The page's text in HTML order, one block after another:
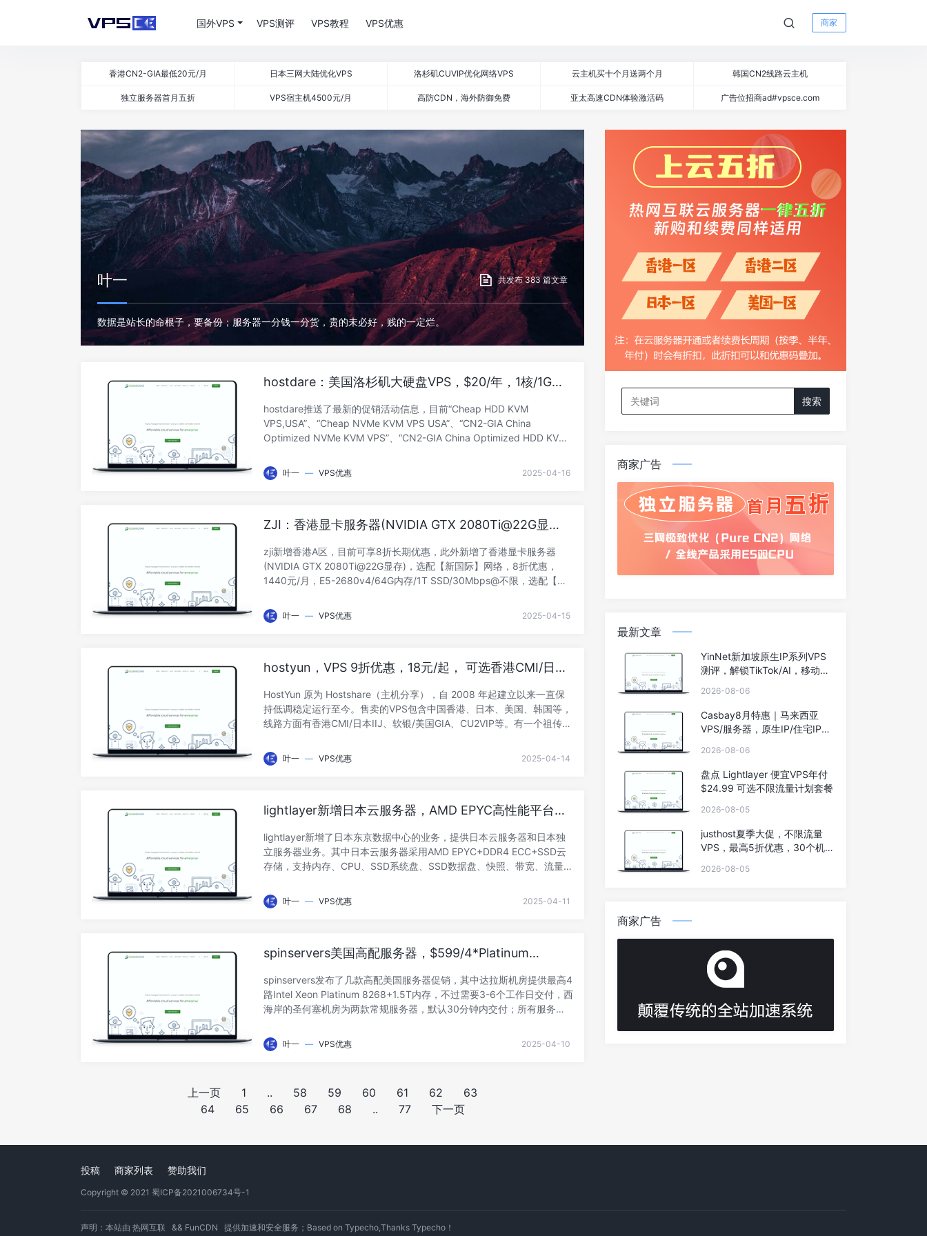
国外VPS VPS测评 VPS教程 VPS优惠 商家
香港CN2-GIA最低20元/月 日本三网大陆优化VPS 洛杉矶CUVIP优化网络VPS 云主机买十个月送两个月 韩国CN2线路云主机
独立服务器首月五折 VPS宿主机4500元/月 高防CDN，海外防御免费 亚太高速CDN体验激活码 广告位招商ad#vpsce.com
叶一 共发布 383 篇文章
数据是站长的命根子，要备份；服务器一分钱一分货，贵的未必好，贱的一定烂。
hostdare：美国洛杉矶大硬盘VPS，$20/年，1核/1G内
hostdare推送了最新的促销活动信息，目前“Cheap HDD KVM
VPS,USA”、“Cheap NVMe KVM VPS USA”、“CN2-GIA China
Optimized NVMe KVM VPS”、“CN2-GIA China Optimized HDD KVM
宽。1、官网网址：https://hostdare.com2、美国大硬盘VPS套餐全
称“Cheap HDD KVM VPS,USA”，特色，国际BGP，HDD大硬盘4折优惠
叶一 — VPS优惠 2025-04-16
ZJI：香港显卡服务器(NVIDIA GTX 2080Ti@22G显
zji新增香港A区，目前可享8折长期优惠，此外新增了香港显卡服务器
(NVIDIA GTX 2080Ti@22G显存)，选配【新国际】网络，8折优惠，
1440元/月，E5-2680v4/64G内存/1T SSD/30Mbps@不限，选配【标
优惠内容：全场8折：2025(长期优惠)1、香港葵湾B型配置优惠套餐
CPU：Intel E5-2680v4 十二核心二十四线程显卡：NVIDIA GTX
叶一 — VPS优惠 2025-04-15
hostyun，VPS 9折优惠，18元/起， 可选香港CMI/日本
HostYun 原为 Hostshare（主机分享），自 2008 年起建立以来一直保
持低调稳定运行至今。售卖的VPS包含中国香港、日本、美国、韩国等，
线路方面有香港CMI/日本IIJ、软银/美国GIA、CU2VIP等。有一个祖传9
把商家的全部套餐都整理罗列出来。1、官网网址：
https://www.hostyun.com/2、优惠码全场9折循环优惠码：hostyun3、
余部分 -
叶一 — VPS优惠 2025-04-14
lightlayer新增日本云服务器，AMD EPYC高性能平台，
lightlayer新增了日本东京数据中心的业务，提供日本云服务器和日本独
立服务器业务。其中日本云服务器采用AMD EPYC+DDR4 ECC+SSD云
存储，支持内存、CPU、SSD系统盘、SSD数据盘、快照、带宽、流量、
络”和非优化的“国际BGP”线路，需要说的是“标准网络”目前仅提供给独立
服务器使用。官方网站：https://lightlayer.net/当前仅支持PayPal、支付
叶一 — VPS优惠 2025-04-11
spinservers美国高配服务器，$599/4*Platinum
spinservers发布了几款高配美国服务器促销，其中达拉斯机房提供最高4
路Intel Xeon Platinum 8268+1.5T内存，不过需要3-6个工作日交付，西
海岸的圣何塞机房为两款常规服务器，默认30分钟内交付；所有服务器
年成立的美国MET International旗下服务器品牌，支持多种付款方式，
可以放心购买。官方网站：https://www.spinservers.com加密货币、信
叶一 — VPS优惠 2025-04-10
上一页 1 .. 58 59 60 61 62
63
64
65 66 67 68 .. 77 下一页
Search
for:
商家广告
最新文章
YinNet新加坡原生IP系列VPS
测评，解锁TikTok/AI，移动效
2026-08-06
Casbay8月特惠｜马来西亚
VPS/服务器，原生IP/住宅IP，
月，100Mbps不限流量
2026-08-06
盘点 Lightlayer 便宜VPS年付
$24.99 可选不限流量计划套餐
2026-08-05
justhost夏季大促，不限流量
VPS，最高5折优惠，30个机
京/新加坡等
2026-08-05
商家广告
投稿 商家列表 赞助我们
Copyright © 2021 蜀ICP备2021006734号-1
声明：本站由 热网互联 && FunCDN 提供加速和安全服务；Based on Typecho,Thanks Typecho！